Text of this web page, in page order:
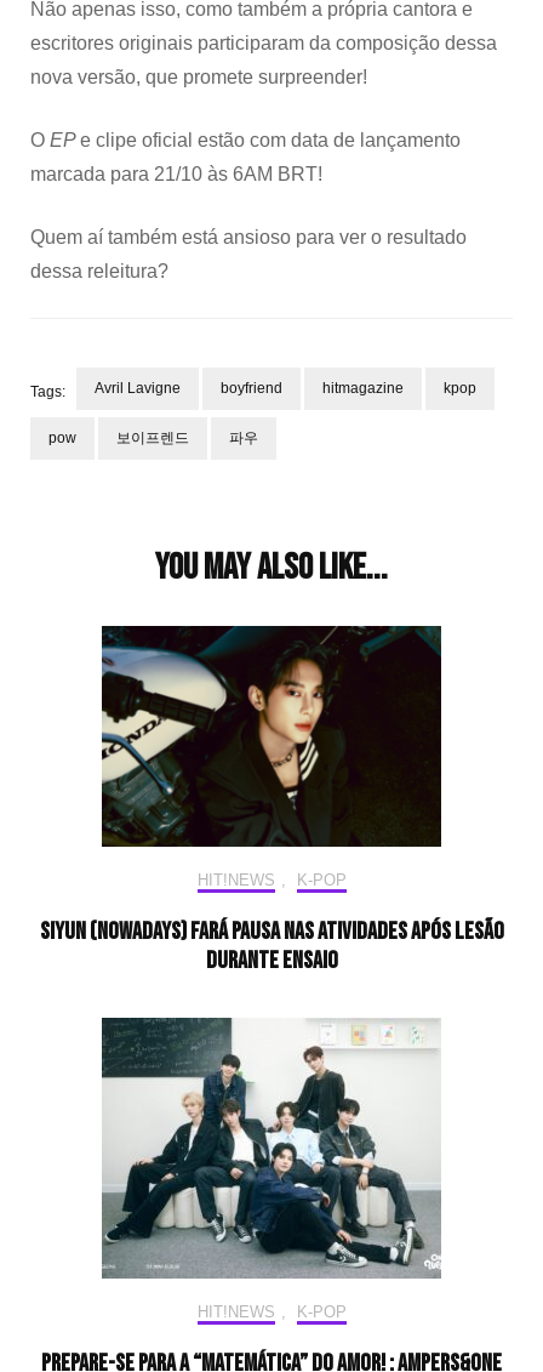
Não apenas isso, como também a própria cantora e
escritores originais participaram da composição dessa
nova versão, que promete surpreender!
O EPe clipe oficial estão com data de lançamento
marcada para 21/10 às 6AM BRT!
Quem aí também está ansioso para ver o resultado
dessa releitura?
Tags: Avril Lavigne boyfriend hitmagazine kpop
pow 보이프렌드 파우
You may also like...
HIT!NEWS , K-POP
Siyun (NOWADAYS) fará pausa nas atividades após lesão
durante ensaio
HIT!NEWS , K-POP
Prepare-se para a “matemática” do amor! : AMPERS&ONE